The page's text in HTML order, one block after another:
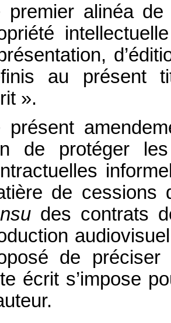
premier alinéa
au présent
».
présent
de protéger
de
des contrats
de préciser
écrit s’impose